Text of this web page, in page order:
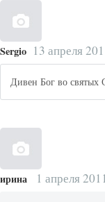
Sergio 13 апреля
Дивен Бог во святых
ирина 1 апреля